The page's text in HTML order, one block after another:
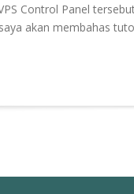
Control Panel
akan membahas